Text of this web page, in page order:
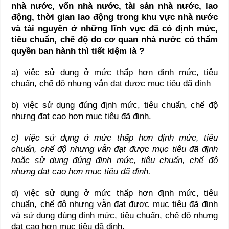
nhà nước, vốn nhà nước, tài sản nhà nước, lao
động, thời gian lao động trong khu vực nhà nước
và tài nguyên ở những lĩnh vực đã có định mức,
tiêu chuẩn, chế độ do cơ quan nhà nước có thẩm
quyền ban hành thì tiết kiệm là ?
a) việc sử dụng ở mức thấp hơn định mức, tiêu
chuẩn, chế độ nhưng vẫn đạt được mục tiêu đã định
b) việc sử dụng đúng định mức, tiêu chuẩn, chế độ
nhưng đạt cao hơn mục tiêu đã định.
c) việc sử dụng ở mức thấp hơn định mức, tiêu
chuẩn, chế độ nhưng vẫn đạt được mục tiêu đã định
hoặc sử dụng đúng định mức, tiêu chuẩn, chế độ
nhưng đạt cao hơn mục tiêu đã định.
d) việc sử dụng ở mức thấp hơn định mức, tiêu
chuẩn, chế độ nhưng vẫn đạt được mục tiêu đã định
và sử dụng đúng định mức, tiêu chuẩn, chế độ nhưng
đạt cao hơn mục tiêu đã định.